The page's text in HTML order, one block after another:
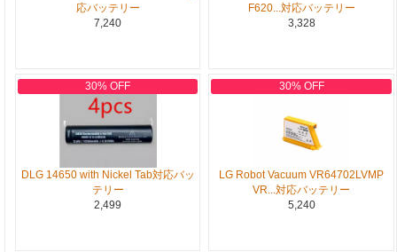
応バッテリー
7,240
F620...対応バッテリー
3,328
30% OFF
DLG 14650 with Nickel Tab対応バッ
テリー
2,499
30% OFF
LG Robot Vacuum VR64702LVMP
VR...対応バッテリー
5,240